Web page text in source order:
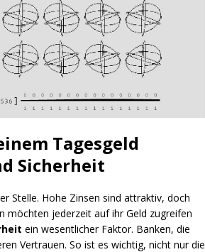
Tagesgeld
Sicherheit
Stelle. Hohe Zinsen sind attraktiv, doch
möchten jederzeit auf ihr Geld zugreifen
ein wesentlicher Faktor. Banken, die
Vertrauen. So ist es wichtig, nicht nur die